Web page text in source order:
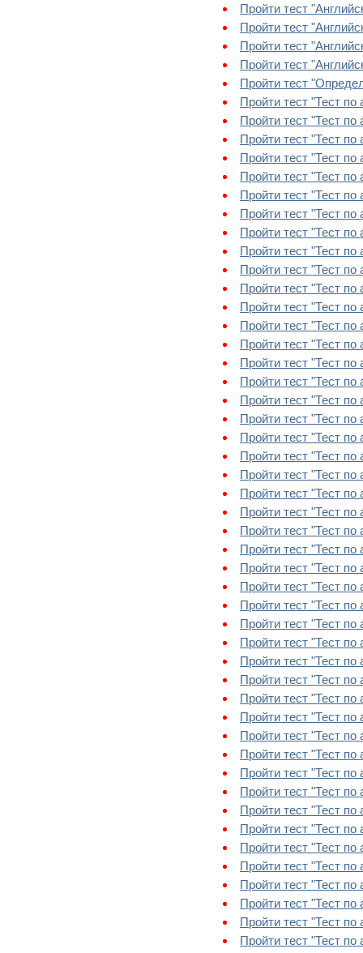
Пройти тест
Пройти тест
Пройти тест
Пройти тест
Пройти тест
Пройти тест "Тест
Пройти тест "Тест
Пройти тест "Тест
Пройти тест "Тест
Пройти тест "Тест по
Пройти тест "Тест по
Пройти тест "Тест
Пройти тест "Тест
Пройти тест "Тест
Пройти тест "Тест
Пройти тест "Тест
Пройти тест "Тест
Пройти тест "Тест
Пройти тест "Тест
Пройти тест "Тест
Пройти тест "Тест
Пройти тест "Тест по
Пройти тест "Тест по
Пройти тест "Тест
Пройти тест "Тест
Пройти тест "Тест
Пройти тест "Тест
Пройти тест "Тест
Пройти тест "Тест
Пройти тест "Тест
Пройти тест "Тест
Пройти тест "Тест
Пройти тест "Тест
Пройти тест "Тест
Пройти тест "Тест
Пройти тест "Тест
Пройти тест "Тест
Пройти тест "Тест
Пройти тест "Тест
Пройти тест "Тест
Пройти тест "Тест
Пройти тест "Тест
Пройти тест "Тест
Пройти тест "Тест по
Пройти тест "Тест
Пройти тест "Тест
Пройти тест "Тест
Пройти тест "Тест по
Пройти тест "Тест
Пройти тест "Тест
Пройти тест "Тест